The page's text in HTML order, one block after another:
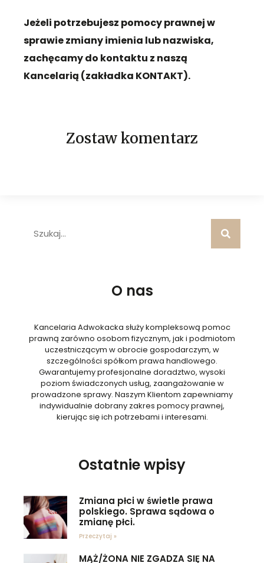
Jeżeli potrzebujesz pomocy prawnej w
sprawie zmiany imienia lub nazwiska,
zachęcamy do kontaktu z naszą
Kancelarią (zakładka KONTAKT).
Zostaw komentarz
O nas
Kancelaria Adwokacka służy kompleksową pomoc
prawną zarówno osobom fizycznym, jak i podmiotom
uczestniczącym w obrocie gospodarczym, w
szczególności spółkom prawa handlowego.
Gwarantujemy profesjonalne doradztwo, wysoki
poziom świadczonych usług, zaangażowanie w
prowadzone sprawy. Naszym Klientom zapewniamy
indywidualnie dobrany zakres pomocy prawnej,
kierując się ich potrzebami i interesami.
Ostatnie wpisy
Zmiana płci w świetle prawa
polskiego. Sprawa sądowa o
zmianę płci.
Przeczytaj »
MĄŻ/ŻONA NIE ZGADZA SIĘ NA